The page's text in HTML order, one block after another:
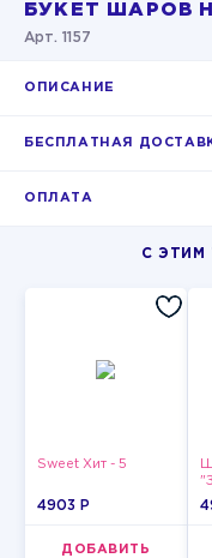
БУКЕТ ШАРОВ
Арт. 1157
ОПИСАНИЕ
БЕСПЛАТНАЯ
ОПЛАТА
С ЭТИМ
Sweet Хит - 5
4903 P
ДОБАВИТЬ